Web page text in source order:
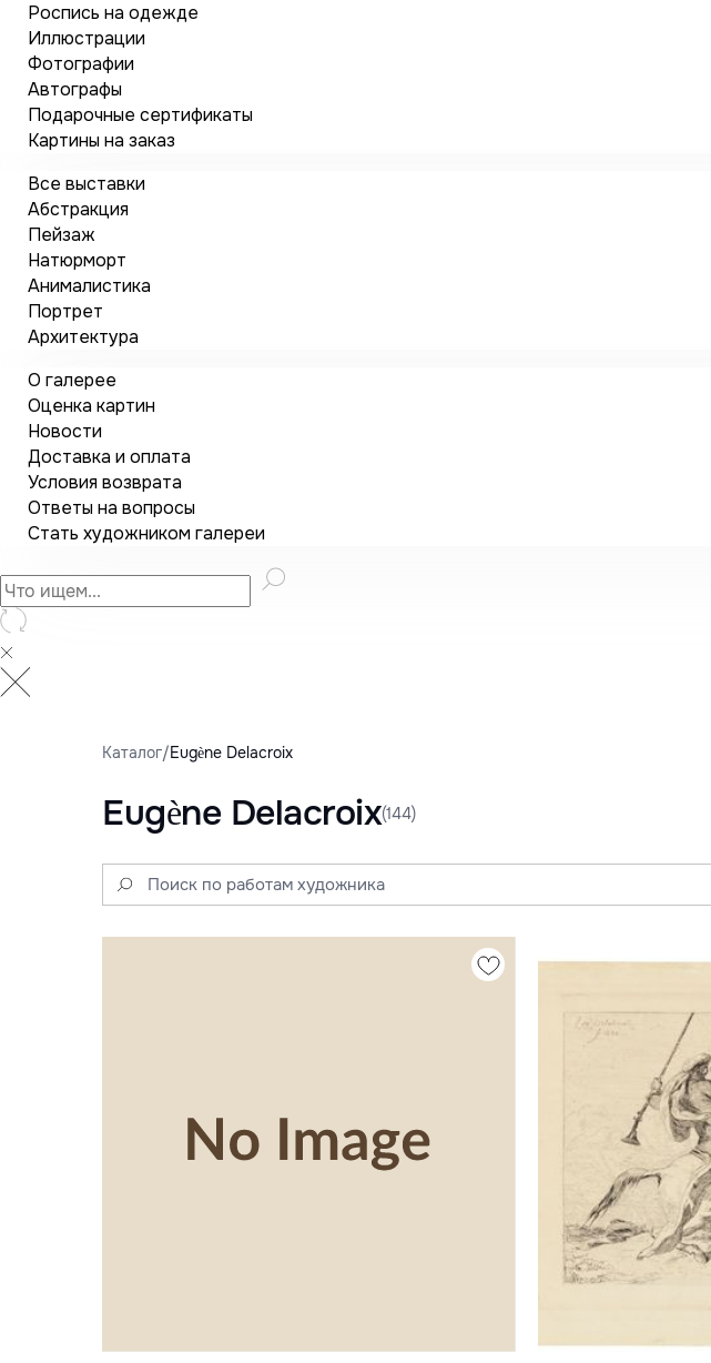
Роспись на одежде
Иллюстрации
Фотографии
Автографы
Подарочные сертификаты
Картины на заказ
Все выставки
Абстракция
Пейзаж
Натюрморт
Анималистика
Портрет
Архитектура
О галерее
Оценка картин
Новости
Доставка и оплата
Условия возврата
Ответы на вопросы
Стать художником галереи
Каталог/Eugène Delacroix
Eugène Delacroix(144)